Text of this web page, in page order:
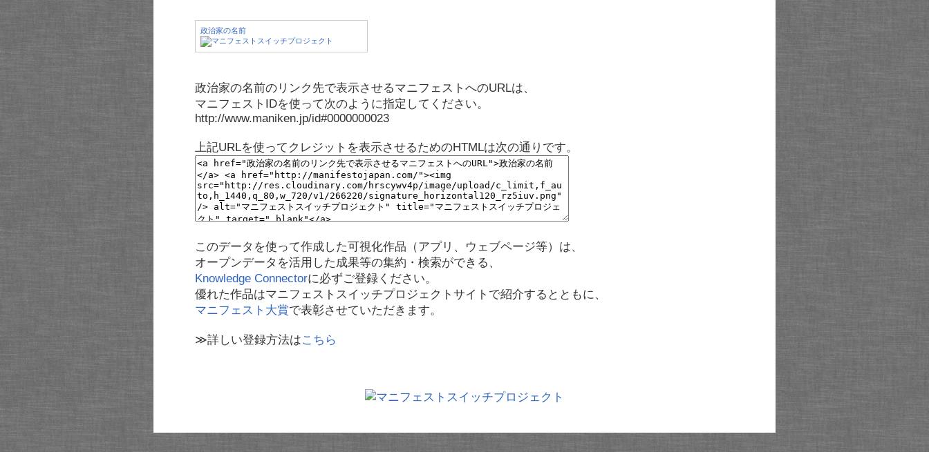
政治家の名前
政治家の名前のリンク先で表示させるマニフェストへのURLは、
マニフェストIDを使って次のように指定してください。
http://www.maniken.jp/id#0000000023
上記URLを使ってクレジットを表示させるためのHTMLは次の通りです。
このデータを使って作成した可視化作品（アプリ、ウェブページ等）は、
オープンデータを活用した成果等の集約・検索ができる、
Knowledge Connectorに必ずご登録ください。
優れた作品はマニフェストスイッチプロジェクトサイトで紹介するとともに、
マニフェスト大賞で表彰させていただきます。
≫詳しい登録方法はこちら